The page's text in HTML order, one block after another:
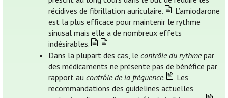
récidives de fibrillation auriculaire.
L’amiodarone
est la plus efficace pour maintenir le rythme
sinusal mais elle a de nombreux effets
indésirables.
Dans la plupart des cas, le contrôle du rythmepar
des médicaments ne présente pas de bénéfice par
rapport au contrôle de la fréquence.
Les
recommandations des guidelines actuelles